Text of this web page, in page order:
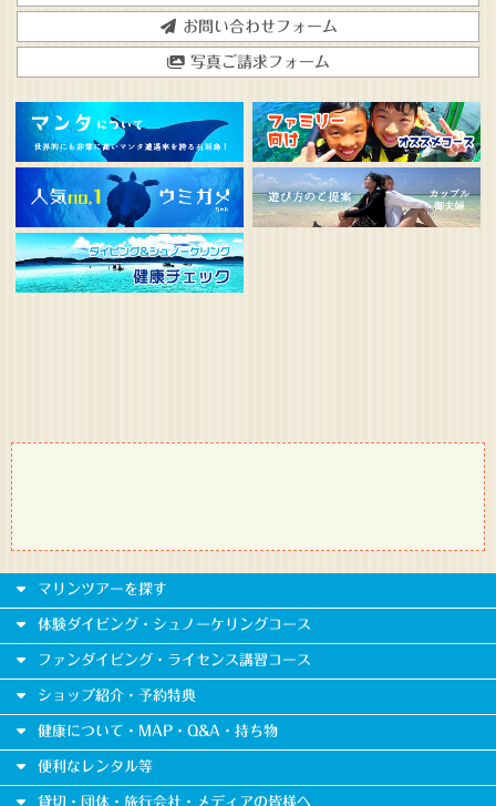
お問い合わせフォーム
写真ご請求フォーム
マリンツアーを探す
体験ダイビング・シュノーケリングコース
ファンダイビング・ライセンス講習コース
ショップ紹介・予約特典
健康について・MAP・Q&A・持ち物
便利なレンタル等
貸切・団体・旅行会社・メディアの皆様へ